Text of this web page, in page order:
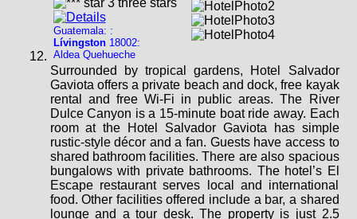
Guatemala: :
Lívingston18002:
Aldea Quehueche
Surrounded by tropical gardens, Hotel Salvador
Gaviota offers a private beach and dock, free kayak
rental and free Wi-Fi in public areas. The River
Dulce Canyon is a 15-minute boat ride away. Each
room at the Hotel Salvador Gaviota has simple
rustic-style décor and a fan. Guests have access to
shared bathroom facilities. There are also spacious
bungalows with private bathrooms. The hotel’s El
Escape restaurant serves local and international
food. Other facilities offered include a bar, a shared
lounge and a tour desk. The property is just 2.5